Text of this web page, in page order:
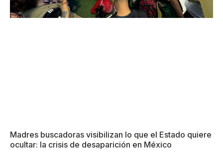
Madres buscadoras visibilizan lo que el Estado quiere
ocultar: la crisis de desaparición en México